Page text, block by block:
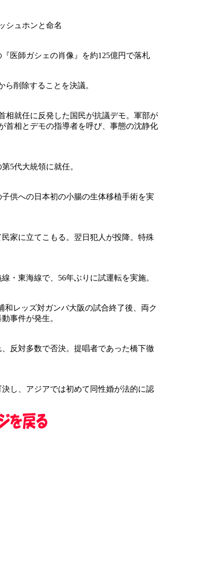
シュホンと命名
医師ガシェの肖像』を約125億円で落札
削除することを決議。
相就任に反発した国民が抗議デモ。軍部が
首相とデモの指導者を呼び、事態の沈静化
5代大統領に就任。
供への日本初の小腸の生体移植手術を実
家に立てこもる。翌日犯人が投降。特殊
・東海線で、56年ぶりに試運転を実施。
和レッズ対ガンバ大阪の試合終了後、両ク
事件が発生。
反対多数で否決。提唱者であった橋下徹
し、アジアでは初めて同性婚が法的に認